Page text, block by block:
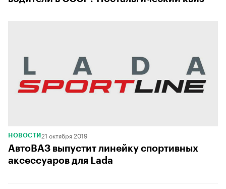
НОВОСТИ 21 октября 2019
АвтоВАЗ выпустит линейку спортивных
аксессуаров для Lada